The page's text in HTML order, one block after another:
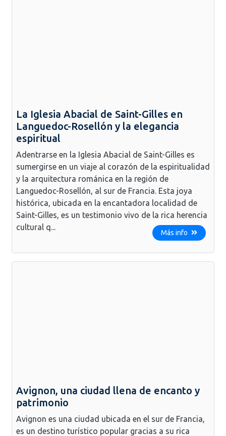
La Iglesia Abacial de Saint-Gilles en
Languedoc-Rosellón y la elegancia
espiritual
Adentrarse en la Iglesia Abacial de Saint-Gilles es
sumergirse en un viaje al corazón de la espiritualidad
y la arquitectura románica en la región de
Languedoc-Rosellón, al sur de Francia. Esta joya
histórica, ubicada en la encantadora localidad de
Saint-Gilles, es un testimonio vivo de la rica herencia
cultural q...
Más info
Avignon, una ciudad llena de encanto y
patrimonio
Avignon es una ciudad ubicada en el sur de Francia,
es un destino turístico popular gracias a su rica